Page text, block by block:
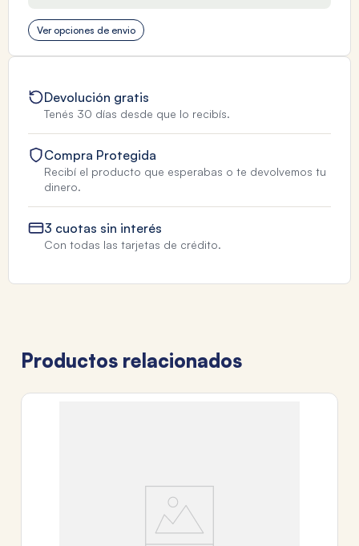
Ver opciones de envio
Devolución gratis
Tenés 30 días desde que lo recibís.
Compra Protegida
Recibí el producto que esperabas o te devolvemos tu
dinero.
3 cuotas sin interés
Con todas las tarjetas de crédito.
Productos relacionados